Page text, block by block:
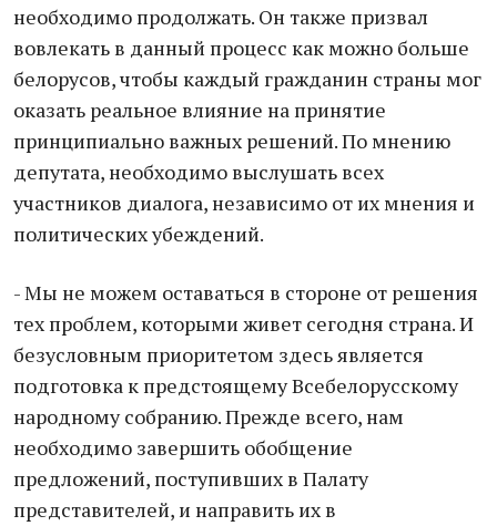
необходимо продолжать. Он также призвал
вовлекать в данный процесс как можно больше
белорусов, чтобы каждый гражданин страны мог
оказать реальное влияние на принятие
принципиально важных решений. По мнению
депутата, необходимо выслушать всех
участников диалога, независимо от их мнения и
политических убеждений.
- Мы не можем оставаться в стороне от решения
тех проблем, которыми живет сегодня страна. И
безусловным приоритетом здесь является
подготовка к предстоящему Всебелорусскому
народному собранию. Прежде всего, нам
необходимо завершить обобщение
предложений, поступивших в Палату
представителей, и направить их в